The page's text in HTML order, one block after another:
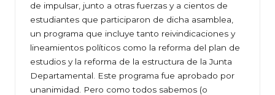
de impulsar, junto a otras fuerzas y a cientos de
estudiantes que participaron de dicha asamblea,
un programa que incluye tanto reivindicaciones y
lineamientos políticos como la reforma del plan de
estudios y la reforma de la estructura de la Junta
Departamental. Este programa fue aprobado por
unanimidad. Pero como todos sabemos (o